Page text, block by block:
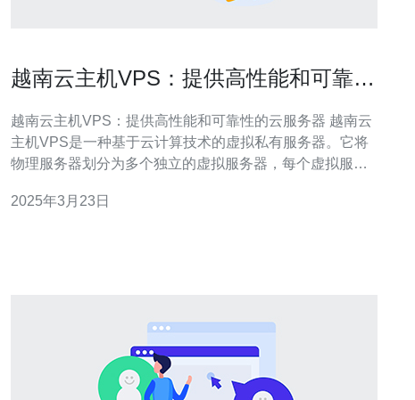
越南云主机VPS：提供高性能和可靠性
越南云主机VPS：提供高性能和可靠性的云服务器 越南云
主机VPS是一种基于云计算技术的虚拟私有服务器。它将
物理服务器划分为多个独立的虚拟服务器，每个虚拟服务
供高性能和可靠性的云服务器，满足用户对稳定性和安全
2025年3月23日